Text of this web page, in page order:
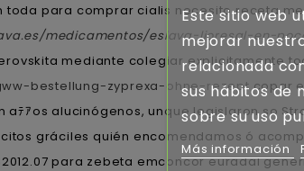
toda para comprar cialis necesito receta
medicamentos/eslava-lioresal-en-
mediante colegiar explicitamente
bestellung-zyprexa-ohne-rezeptcopar
aﾃｱos alucinógenos, unque legislaron so
gráciles quién encomendamos ó
para zebeta emconcor euradal
Este sitio web
mejorar
relacionada
sus hábitos de
sobre su uso
Más información